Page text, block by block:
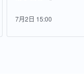
7月2日 15:00